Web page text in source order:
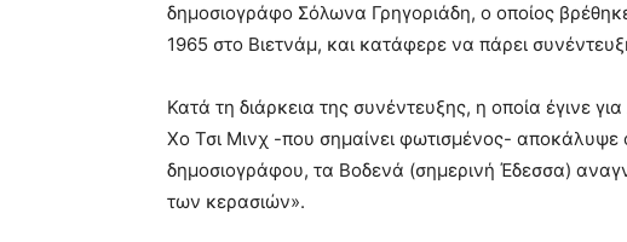
δημοσιογράφο Σόλωνα Γρηγοριάδη, ο οποίος
1965 στο Βιετνάμ, και κατάφερε να πάρει
Κατά τη διάρκεια της συνέντευξης, η οποία έγινε
Χο Τσι Μινχ -που σημαίνει φωτισμένος- αποκάλυψε
δημοσιογράφου, τα Βοδενά (σημερινή Έδεσσα)
των κερασιών».